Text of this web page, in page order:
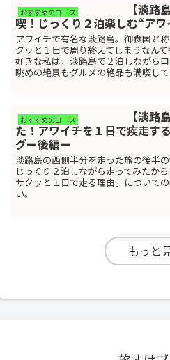
おすすめのコース
【淡路
喫！じっくり２泊楽しむ“ア
アワイチで有名な淡路島。御食国と
クッと１日で周り終えてしまうなん
好きな私は，淡路島で２泊しながらロ
眺めの絶景もグルメの絶品も満喫し
おすすめのコース
【淡路
た！アワイチを１日で疾走す
グー後編ー
淡路島の西側半分を走った旅の後半
じっくり２泊しながら走ってみたか
サクッと１日で走る理由」について
い。
もっと